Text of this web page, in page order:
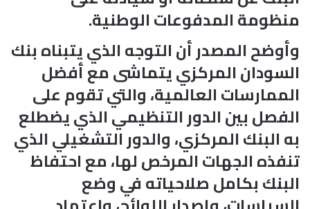
منظومة المدفوعات الوطنية.
وأوضح المصدر أن التوجه الذي يتبناه بنك
السودان المركزي يتماشى مع أفضل
الممارسات العالمية، والتي تقوم على
الفصل بين الدور التنظيمي الذي يضطلع
به البنك المركزي، والدور التشغيلي الذي
تنفذه الجهات المرخص لها، مع احتفاظ
البنك بكامل صلاحياته في وضع